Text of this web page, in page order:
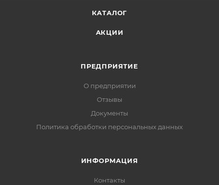
КАТАЛОГ
АКЦИИ
ПРЕДПРИЯТИЕ
О предприятии
Отзывы
Документы
Политика обработки персональных данных
ИНФОРМАЦИЯ
Контакты